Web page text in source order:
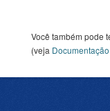
Você também pode
(veja